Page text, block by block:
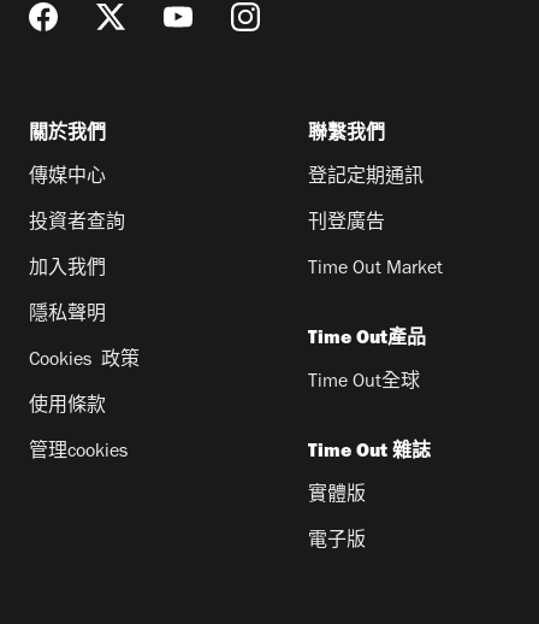
關於我們
傳媒中心
投資者查詢
加入我們
隱私聲明
Cookies 政策
使用條款
管理cookies
聯繫我們
登記定期通訊
刊登廣告
Time Out Market
Time Out產品
Time Out全球
Time Out 雜誌
實體版
電子版